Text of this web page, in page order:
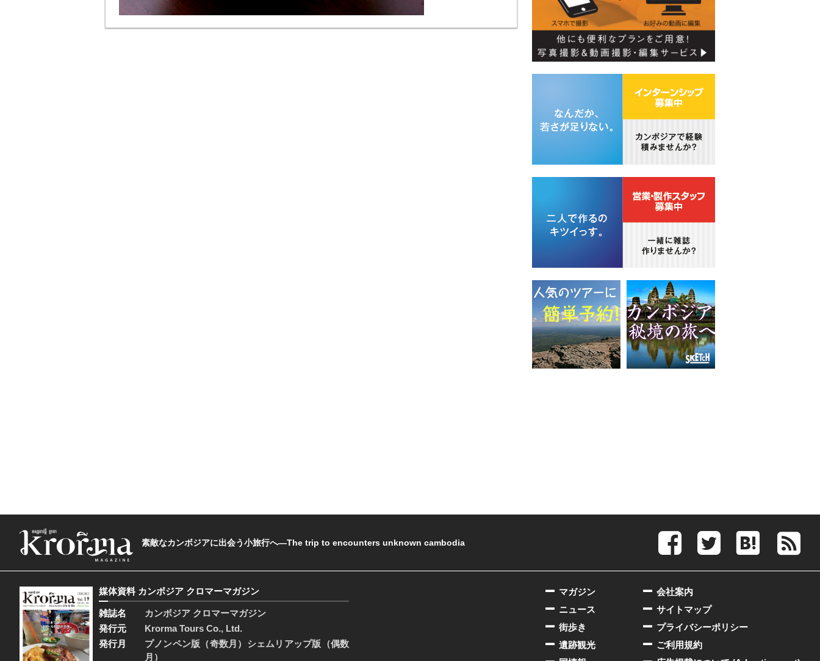
素敵なカンボジアに出会う小旅行へ―The trip to encounters unknown cambodia
媒体資料 カンボジア クロマーマガジン
雑誌名
カンボジア クロマーマガジン
発行元
Krorma Tours Co., Ltd.
発行月
プノンペン版（奇数月）シェムリアップ版（偶数
月）
会社案内
サイトマップ
プライバシーポリシー
ご利用規約
マガジン
ニュース
街歩き
遺跡観光